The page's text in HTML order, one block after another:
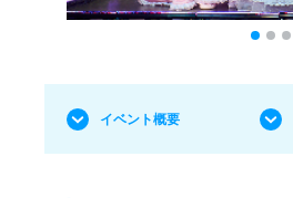
イベント概要